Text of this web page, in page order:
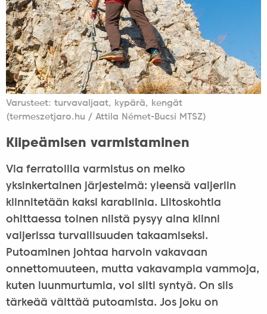
Varusteet: turvavaljaat, kypärä, kengät
(termeszetjaro.hu / Attila Német-Bucsi MTSZ)
Kiipeämisen varmistaminen
Via ferratoilla varmistus on melko
yksinkertainen järjestelmä: yleensä vaijeriin
kiinnitetään kaksi karabiinia. Liitoskohtia
ohittaessa toinen niistä pysyy aina kiinni
vaijerissa turvallisuuden takaamiseksi.
Putoaminen johtaa harvoin vakavaan
onnettomuuteen, mutta vakavampia vammoja,
kuten luunmurtumia, voi silti syntyä. On siis
tärkeää välttää putoamista. Jos joku on